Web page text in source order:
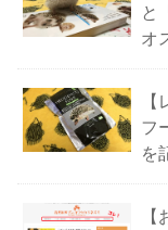
と
オ
フ
を